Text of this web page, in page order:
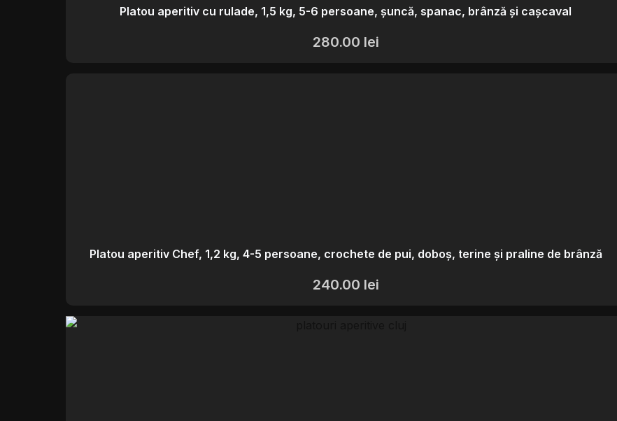
Platou aperitiv cu rulade, 1,5 kg, 5-6 persoane, șuncă, spanac, brânză și cașcaval
280.00 lei
Platou aperitiv Chef, 1,2 kg, 4-5 persoane, crochete de pui, doboș, terine și praline de brânză
240.00 lei